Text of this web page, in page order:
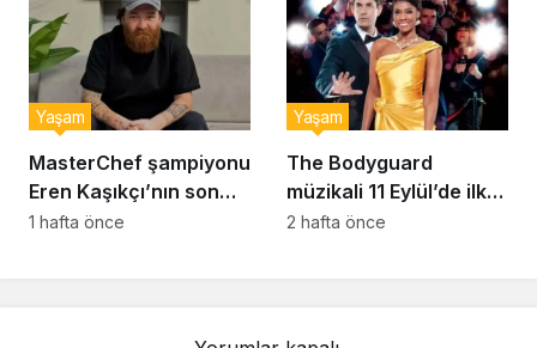
MasterChef şampiyonu
Eren Kaşıkçı’nın son
anlarındaki kahreden
Yaşam
1 hafta önce
The Bodyguard
müzikali 11 Eylül’de ilk
kez Türkiye’de
Yaşam
2 hafta önce